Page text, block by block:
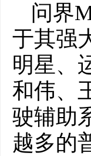
问界
于其强
明星、
和伟、
驶辅助
越多的